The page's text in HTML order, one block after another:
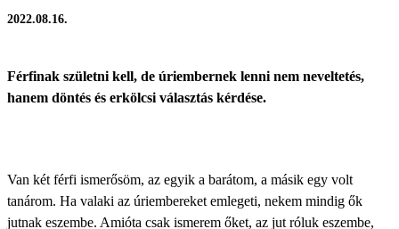
2022.08.16.
Férfinak születni kell, de úriembernek lenni nem neveltetés,
hanem döntés és erkölcsi választás kérdése.
Van két férfi ismerősöm, az egyik a barátom, a másik egy volt
tanárom. Ha valaki az úriembereket emlegeti, nekem mindig ők
jutnak eszembe. Amióta csak ismerem őket, az jut róluk eszembe,